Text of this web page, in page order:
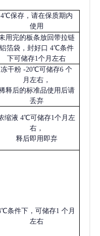
4℃保存，请在保质期内
使用
用完的板条放回带拉链
铝箔袋，封好口 4℃条件
下可储存1个月左右
冻干粉 -20℃可储存6 个
月左右，
释后的标准品使用后请
丢弃
缩液 4℃可储存1个月左
右，
释后即用即弃
条件下，可储存1 个月
左右